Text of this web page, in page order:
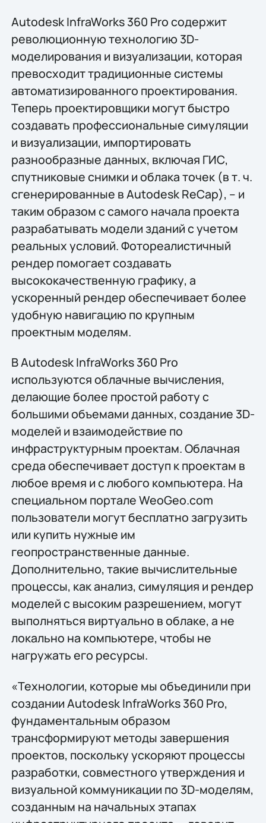
Autodesk InfraWorks 360 Pro содержит
революционную технологию 3D-
моделирования и визуализации, которая
превосходит традиционные системы
автоматизированного проектирования.
Теперь проектировщики могут быстро
создавать профессиональные симуляции
и визуализации, импортировать
разнообразные данных, включая ГИС,
спутниковые снимки и облака точек (в т. ч.
сгенерированные в Autodesk ReCap), – и
таким образом с самого начала проекта
разрабатывать модели зданий с учетом
реальных условий. Фотореалистичный
рендер помогает создавать
высококачественную графику, а
ускоренный рендер обеспечивает более
удобную навигацию по крупным
проектным моделям.
В Autodesk InfraWorks 360 Pro
используются облачные вычисления,
делающие более простой работу с
большими объемами данных, создание 3D-
моделей и взаимодействие по
инфраструктурным проектам. Облачная
среда обеспечивает доступ к проектам в
любое время и с любого компьютера. На
специальном портале WeoGeo.com
пользователи могут бесплатно загрузить
или купить нужные им
геопространственные данные.
Дополнительно, такие вычислительные
процессы, как анализ, симуляция и рендер
моделей с высоким разрешением, могут
выполняться виртуально в облаке, а не
локально на компьютере, чтобы не
нагружать его ресурсы.
«Технологии, которые мы объединили при
создании Autodesk InfraWorks 360 Pro,
фундаментальным образом
трансформируют методы завершения
проектов, поскольку ускоряют процессы
разработки, совместного утверждения и
визуальной коммуникации по 3D-моделям,
созданным на начальных этапах